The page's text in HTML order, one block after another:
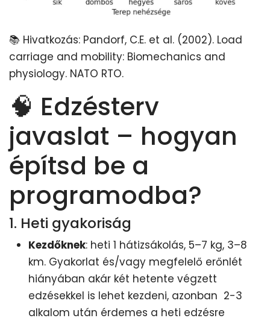
📚 Hivatkozás: Pandorf, C.E. et al. (2002). Load
carriage and mobility: Biomechanics and
physiology. NATO RTO.
🧠 Edzésterv
javaslat – hogyan
építsd be a
programodba?
1. Heti gyakoriság
Kezdőknek: heti 1 hátizsákolás, 5–7 kg, 3–8
km. Gyakorlat és/vagy megfelelő erőnlét
hiányában akár két hetente végzett
edzésekkel is lehet kezdeni, azonban 2-3
alkalom után érdemes a heti edzésre